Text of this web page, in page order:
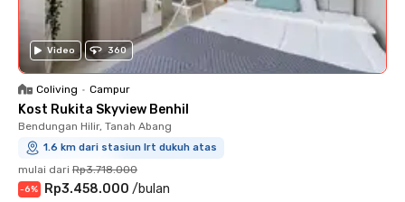
Video 360
Coliving • Campur
Kost Rukita Skyview Benhil
Bendungan Hilir, Tanah Abang
1.6 km dari stasiun lrt dukuh atas
mulai dari Rp3.718.000
-6% Rp3.458.000 /bulan